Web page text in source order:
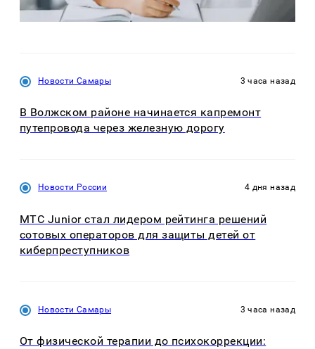
Новости Самары 3 часа назад
В Волжском районе начинается капремонт
путепровода через железную дорогу
Новости России 4 дня назад
МТС Junior стал лидером рейтинга решений
сотовых операторов для защиты детей от
киберпреступников
Новости Самары 3 часа назад
От физической терапии до психокоррекции: